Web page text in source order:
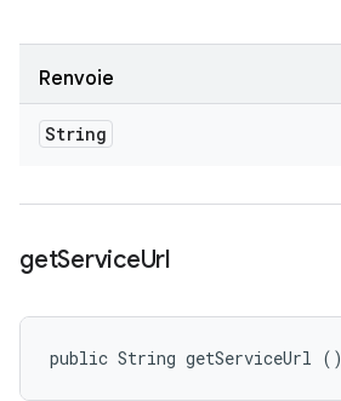
Renvoie
String
getServiceUrl
public String getServiceUrl ()